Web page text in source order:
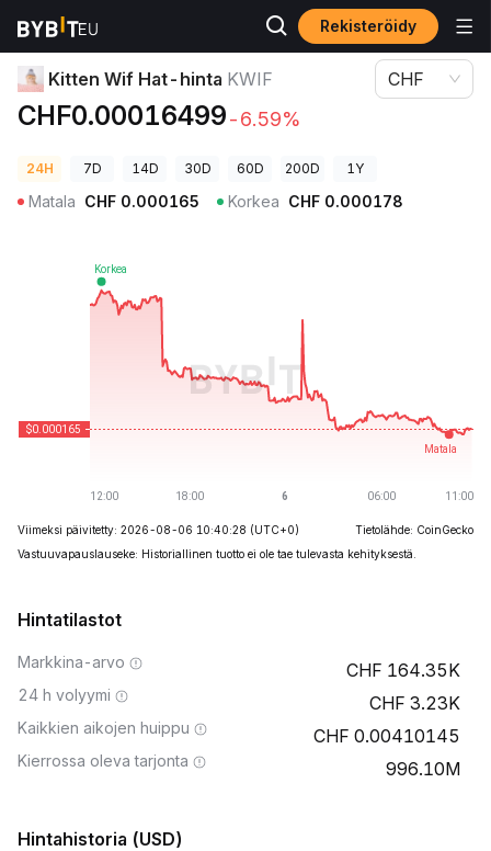
Rekisteröidy
Kryptohinnat Kitten Wif Hat-hinta KWIF
Kitten Wif Hat-hinta KWIF
CHF0.00016499-6.59%
CHF
24H 7D 14D 30D 60D 200D 1Y
Matala CHF 0.000165 Korkea CHF 0.000178
Viimeksi päivitetty: 2026-08-06 10:40:28 (UTC+0)
Tietolähde: CoinGecko
Vastuuvapauslauseke: Historiallinen tuotto ei ole tae tulevasta kehityksestä.
Hintatilastot
Markkina-arvo 164.35K
24 h volyymi 3.23K
Kaikkien aikojen huippu 0.00410145
Kierrossa oleva tarjonta 996.10M
Hintahistoria (USD)